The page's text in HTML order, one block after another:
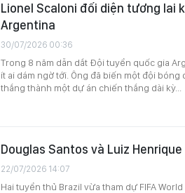
Lionel Scaloni đối diện tương lai
Argentina
30/07/2026 00:36
Trong 8 năm dẫn dắt Đội tuyển quốc gia
ít ai dám ngờ tới. Ông đã biến một đội
thắng thành một dự án chiến thắng dài kỳ...
Douglas Santos và Luiz
22/07/2026 14:07
Hai tuyển thủ Brazil vừa tham dự FIFA